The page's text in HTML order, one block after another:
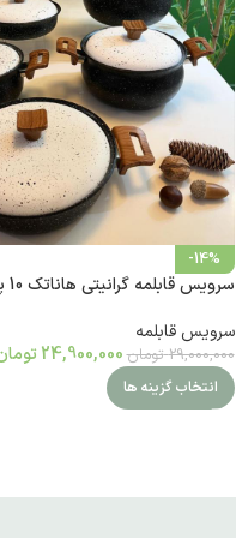
-14%
سرویس قابلمه گرانیتی هاناتک 10 پارچه‎
سرویس قابلمه
29,000,000 تومان24,900,000
انتخاب گزینه ها